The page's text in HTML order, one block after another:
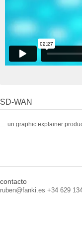
SD-WAN
… un graphic explainer
contacto
ruben@fanki.es +34 629